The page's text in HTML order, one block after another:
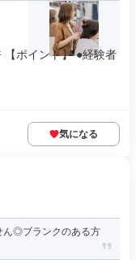
【ポイント】 ●経験者
気になる
ん◎ブランクのある方